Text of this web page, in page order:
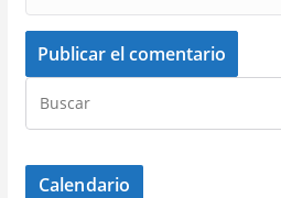
Calendario